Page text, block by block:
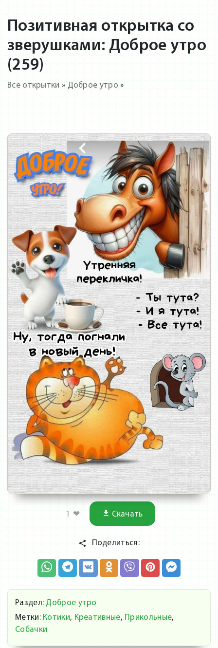
Позитивная открытка со
зверушками: Доброе утро
(259)
Все открытки » Доброе утро »
1 ❤ Скачать
Поделиться:
Раздел: Доброе утро
Метки: Котики, Креативные, Прикольные,
Собачки